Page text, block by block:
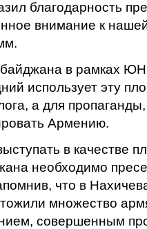
благодарность
внимание к
в рамках
использует эту
а для
Армению.
в качестве
необходимо
что в
множество
совершенным